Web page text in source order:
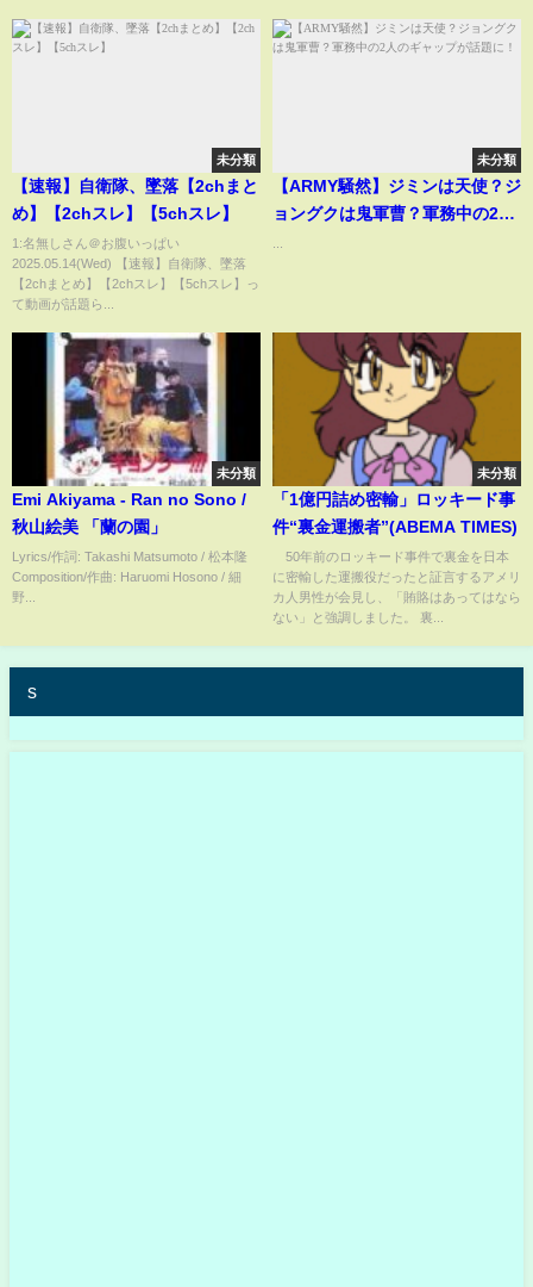
命を起こす。これが私の覚悟だ
よ』立川大会【STARDOM】
未分類
【速報】自衛隊、墜落【2chまと
め】【2chスレ】【5chスレ】
1:名無しさん＠お腹いっぱい
2025.05.14(Wed) 【速報】自衛隊、墜落
【2chまとめ】【2chスレ】【5chスレ】っ
て動画が話題ら...
未分類
【ARMY騒然】ジミンは天使？ジ
ョングクは鬼軍曹？軍務中の2人
未分類
Emi Akiyama - Ran no Sono /
秋山絵美 「蘭の園」
Lyrics/作詞: Takashi Matsumoto / 松本隆
Composition/作曲: Haruomi Hosono / 細
野...
未分類
「1億円詰め密輸」ロッキード事
件“裏金運搬者”(ABEMA TIMES)
50年前のロッキード事件で裏金を日本
に密輸した運搬役だったと証言するアメリ
カ人男性が会見し、「賄賂はあってはなら
ない」と強調しました。 裏...
s